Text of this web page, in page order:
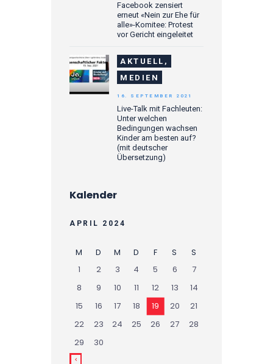
Facebook zensiert
erneut «Nein zur Ehe für
alle»-Komitee: Protest
vor Gericht eingeleitet
AKTUELL,
MEDIEN
Live-Talk mit Fachleuten:
Unter welchen
Bedingungen wachsen
Kinder am besten auf?
(mit deutscher
Übersetzung)
16. SEPTEMBER 2021
Kalender
APRIL 2024
M D M D F S
S
1
2 3 4 5 6
7
8
9 10 11 12 13
14
15
16 17 18 19 20
21
22
23 24 25 26 27
28
29
30